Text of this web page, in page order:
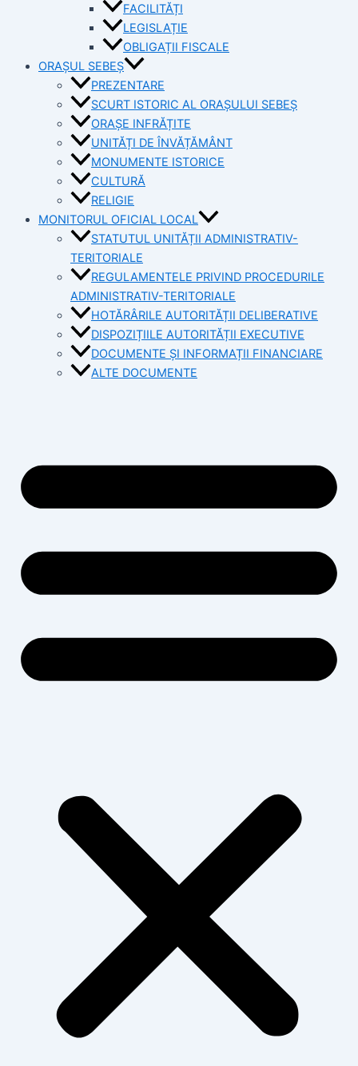
FACILITĂȚI
LEGISLAȚIE
OBLIGAȚII FISCALE
ORAȘUL SEBEȘ
PREZENTARE
SCURT ISTORIC AL ORAȘULUI SEBEȘ
ORAȘE INFRĂȚITE
UNITĂȚI DE ÎNVĂȚĂMÂNT
MONUMENTE ISTORICE
CULTURĂ
RELIGIE
MONITORUL OFICIAL LOCAL
STATUTUL UNITĂȚII ADMINISTRATIV-
TERITORIALE
REGULAMENTELE PRIVIND PROCEDURILE
ADMINISTRATIV-TERITORIALE
HOTĂRÂRILE AUTORITĂȚII DELIBERATIVE
DISPOZIȚIILE AUTORITĂȚII EXECUTIVE
DOCUMENTE ȘI INFORMAȚII FINANCIARE
ALTE DOCUMENTE